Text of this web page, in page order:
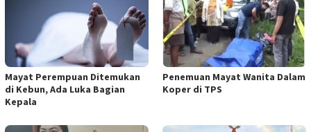
Mayat Perempuan Ditemukan
di Kebun, Ada Luka Bagian
Kepala
Penemuan Mayat Wanita Dalam
Koper di TPS